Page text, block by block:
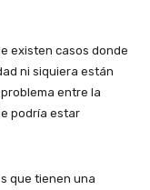
existen casos donde
ni siquiera están
entre la
podría estar
que tienen una